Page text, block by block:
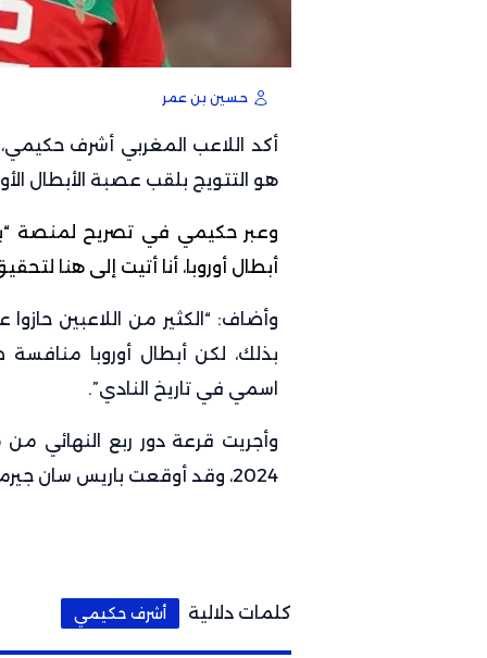
حسين بن عمر
أكد اللاعب المغربي أشرف
هو التتويج بلقب عصبة الأبطال
وعبرحكيمي في تصريح لمنصة
أبطال أوروبا، أنا أتيت إلى هنا
وأضاف: “الكثير من اللاعبين
بذلك، لكن أبطال أوروبا
اسمي في تاريخ النادي”.
2024، وقد أوقعت باريس سان جيرمان الفرنسي في مواجهة برشلونة الإسباني.
كلمات دلالية أشرف حكيمي